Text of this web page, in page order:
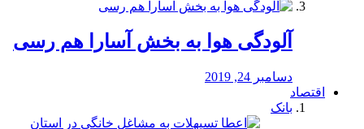
آلودگی هوا به بخش آسارا هم رسی
دسامبر 24, 2019
اقتصاد
بانک